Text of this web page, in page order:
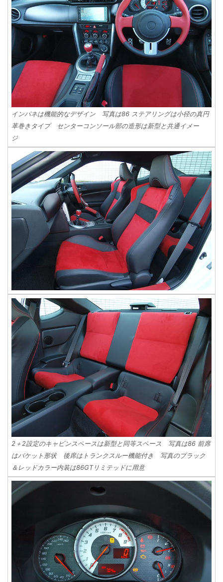
インパネは機能的なデザイン 写真は86 ステアリングは小径の真円
革巻きタイプ センターコンソール部の造形は新型と共通イメー
ジ
2＋2設定のキャビンスペースは新型と同等スペース 写真は86 前席
はバケット形状 後席はトランクスルー機能付き 写真のブラック
＆レッドカラー内装は86GTリミテッドに用意